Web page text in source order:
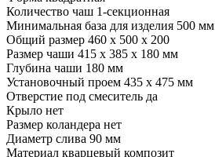
Количество чаш 1-секционная
Минимальная база для изделия 500 мм
Общий размер 460 х 500 х 200
Размер чаши 415 х 385 х 180 мм
Глубина чаши 180 мм
Установочный проем 435 х 475 мм
Отверстие под смеситель да
Крыло нет
Размер коландера нет
Диаметр слива 90 мм
Материал кварцевый композит